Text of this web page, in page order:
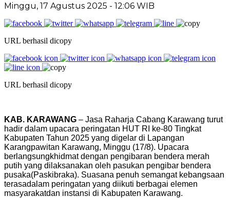
Minggu, 17 Agustus 2025 - 12:06 WIB
URL berhasil dicopy
URL berhasil dicopy
KAB. KARAWANG – Jasa Raharja Cabang Karawang turut
hadir dalam upacara peringatan HUT RI ke-80 Tingkat
Kabupaten Tahun 2025 yang digelar di Lapangan
Karangpawitan Karawang, Minggu (17/8). Upacara
berlangsungkhidmat dengan pengibaran bendera merah
putih yang dilaksanakan oleh pasukan pengibar bendera
pusaka(Paskibraka). Suasana penuh semangat kebangsaan
terasadalam peringatan yang diikuti berbagai elemen
masyarakatdan instansi di Kabupaten Karawang.